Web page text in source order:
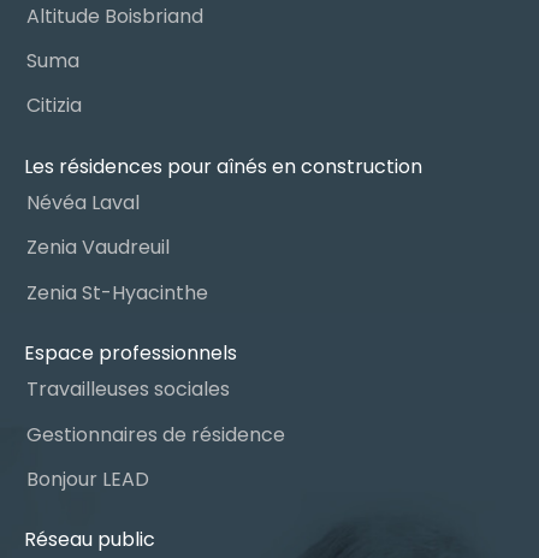
Altitude Boisbriand
Suma
Citizia
Les résidences pour aînés en construction
Névéa Laval
Zenia Vaudreuil
Zenia St-Hyacinthe
Espace professionnels
Travailleuses sociales
Gestionnaires de résidence
Bonjour LEAD
Réseau public